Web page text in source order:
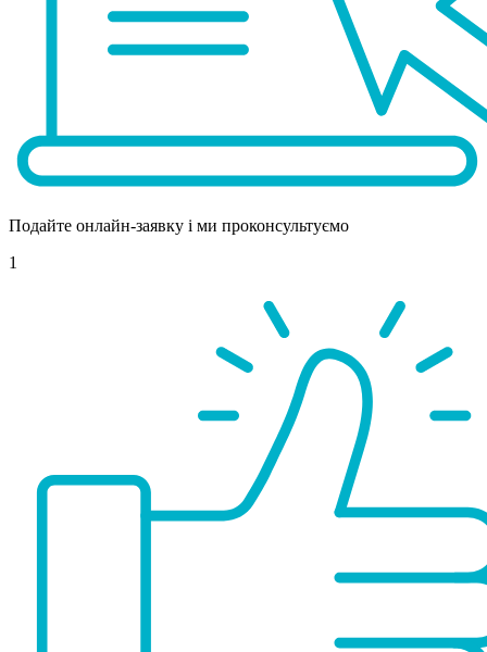
Подайте онлайн-заявку і ми проконсультуємо
1